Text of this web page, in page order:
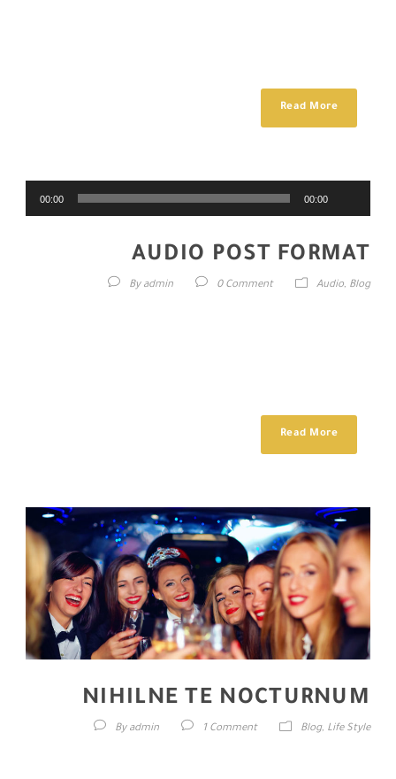
Read More
00:00
00:00
AUDIO POST FORMAT
By admin 0 Comment Audio, Blog
Read More
NIHILNE TE NOCTURNUM
By admin 1 Comment Blog, Life Style